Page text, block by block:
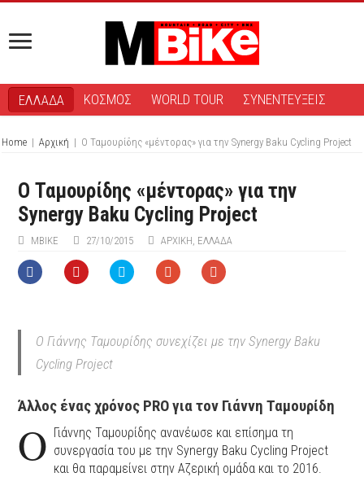
ΕΛΛΑΔΑ ΚΟΣΜΟΣ WORLD TOUR ΣΥΝΕΝΤΕΥΞΕΙΣ
Home | Αρχική | Ο Ταμουρίδης «μέντορας» για την Synergy Baku Cycling Project
Ο Ταμουρίδης «μέντορας» για την
Synergy Baku Cycling Project
MBIKE 27/10/2015 ΑΡΧΙΚΉ ΕΛΛΑΔΑ
Ο Γιάννης Ταμουρίδης συνεχίζει με την Synergy Baku
Cycling Project
Άλλος ένας χρόνος PRO για τον Γιάννη Ταμουρίδη
Ο Γιάννης Ταμουρίδης ανανέωσε και επίσημα τη
συνεργασία του με την Synergy Baku Cycling Project
και θα παραμείνει στην Αζερική ομάδα και το 2016.